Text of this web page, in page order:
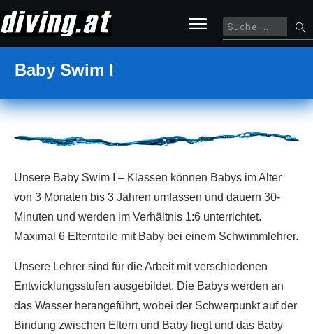
Baby Swim I
Unsere Baby Swim I – Klassen können Babys im Alter
von 3 Monaten bis 3 Jahren umfassen und dauern 30-
Minuten und werden im Verhältnis 1:6 unterrichtet.
Maximal 6 Elternteile mit Baby bei einem Schwimmlehrer.
Unsere Lehrer sind für die Arbeit mit verschiedenen
Entwicklungsstufen ausgebildet. Die Babys werden an
das Wasser herangeführt, wobei der Schwerpunkt auf der
Bindung zwischen Eltern und Baby liegt und das Baby